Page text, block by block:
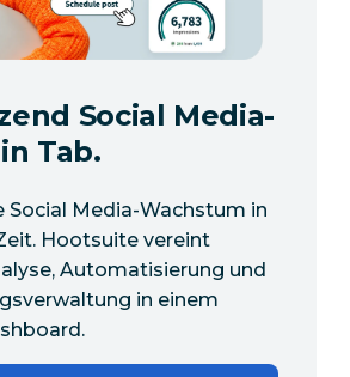
Social Media-
Tab.
Social Media-Wachstum in
Hootsuite vereint
Automatisierung und
in einem